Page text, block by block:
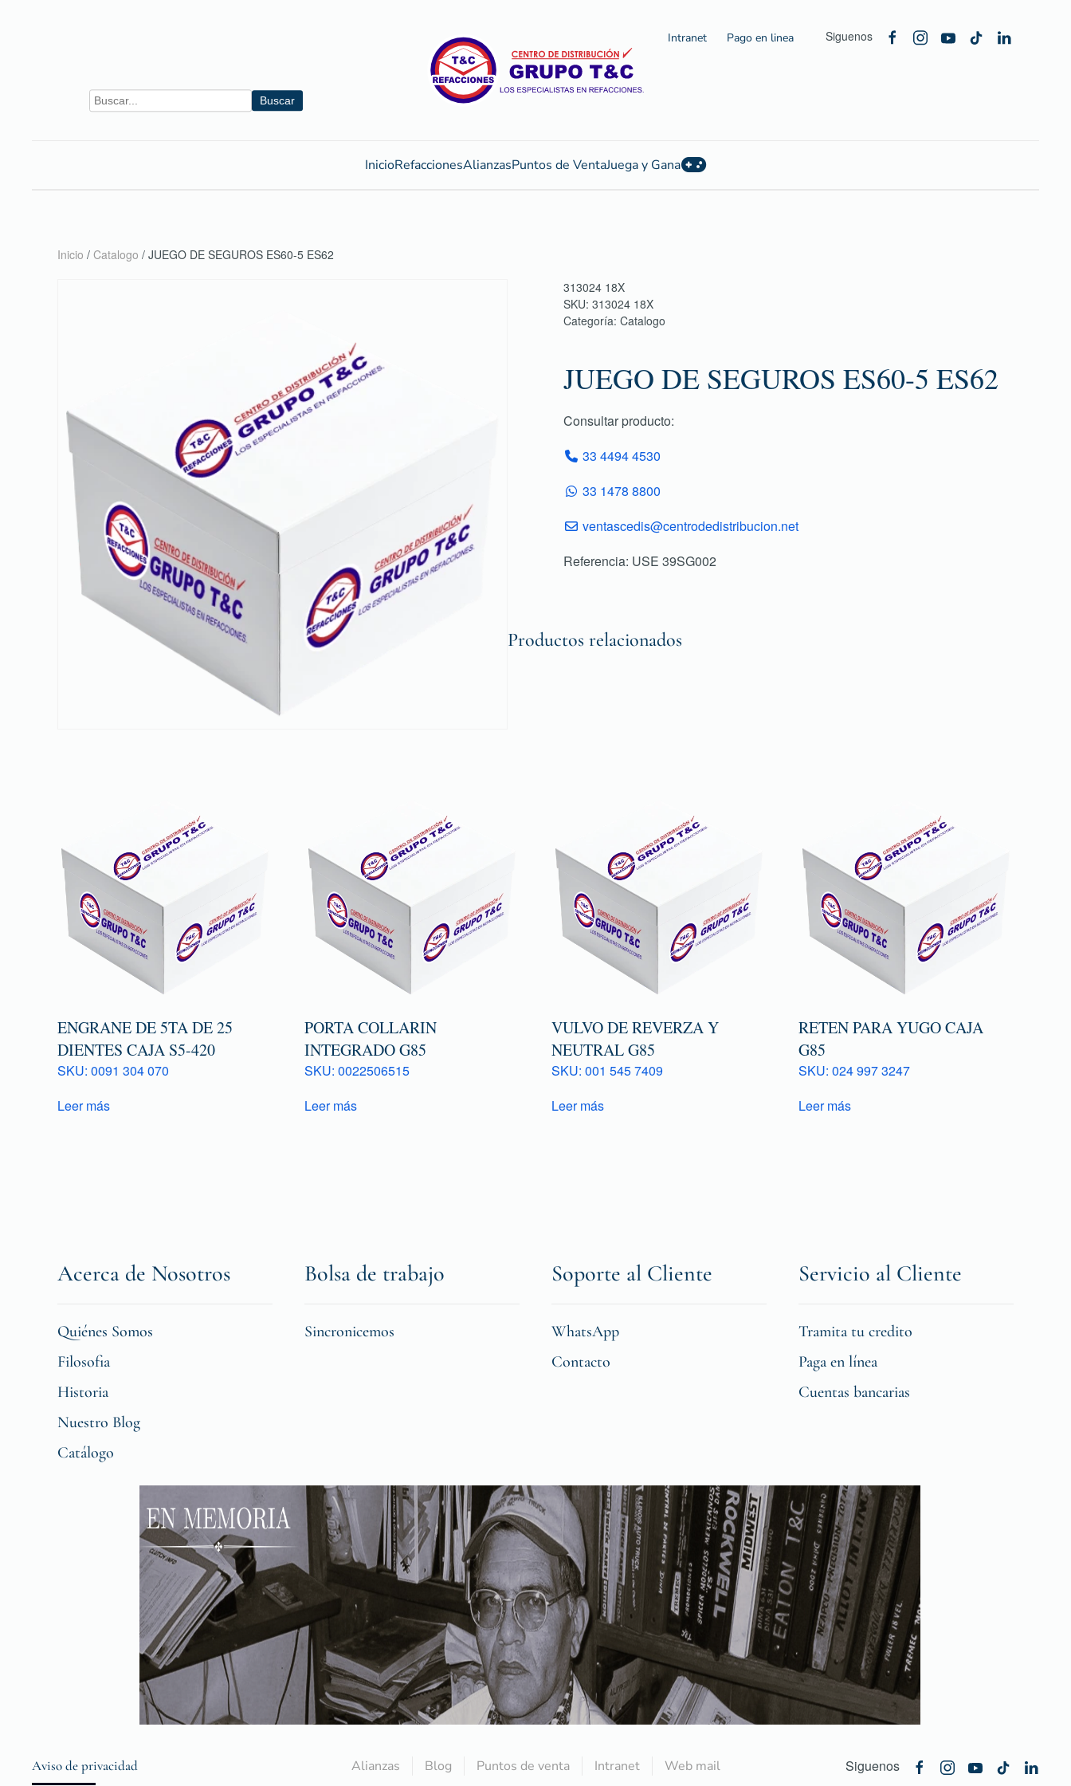
Buscar
Intranet Pago en linea Siguenos
InicioRefaccionesAlianzasPuntos de VentaJuega y Gana
Inicio / Catalogo / JUEGO DE SEGUROS ES60-5 ES62
313024 18X
SKU: 313024 18X
Categoría: Catalogo
JUEGO DE SEGUROS ES60-5 ES62
Consultar producto:
33 4494 4530
33 1478 8800
ventascedis@centrodedistribucion.net
Referencia: USE 39SG002
Productos relacionados
ENGRANE DE 5TA DE 25
DIENTES CAJA S5-420
SKU: 0091 304 070
Leer más
PORTA COLLARIN
INTEGRADO G85
SKU: 0022506515
Leer más
VULVO DE REVERZA Y
NEUTRAL G85
SKU: 001 545 7409
Leer más
RETEN PARA YUGO CAJA
G85
SKU: 024 997 3247
Leer más
Acerca de Nosotros
Quiénes Somos
Filosofia
Historia
Nuestro Blog
Catálogo
Bolsa de trabajo
Sincronicemos
Soporte al Cliente
WhatsApp
Contacto
Servicio al Cliente
Tramita tu credito
Paga en línea
Cuentas bancarias
Aviso de privacidad Alianzas Blog Puntos de venta Intranet Web mail Siguenos